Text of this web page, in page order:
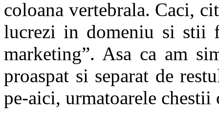
coloana vertebrala. Caci,
lucrezi in domeniu si stii
marketing”. Asa ca am
proaspat si separat de
pe-aici, urmatoarele chestii